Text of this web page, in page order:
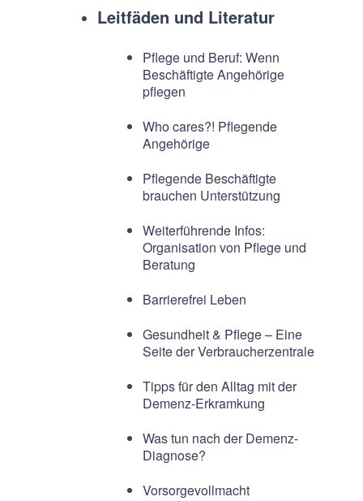
Leitfäden und Literatur
Pflege und Beruf: Wenn
Beschäftigte Angehörige
pflegen
Who cares?! Pflegende
Angehörige
Pflegende Beschäftigte
brauchen Unterstützung
Weiterführende Infos:
Organisation von Pflege und
Beratung
Barrierefrei Leben
Gesundheit & Pflege – Eine
Seite der Verbraucherzentrale
Tipps für den Alltag mit der
Demenz-Erkramkung
Was tun nach der Demenz-
Diagnose?
Vorsorgevollmacht